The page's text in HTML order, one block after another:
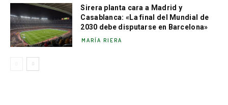
Sirera planta cara a Madrid y
Casablanca: «La final del Mundial de
2030 debe disputarse en Barcelona»
MARÍA RIERA